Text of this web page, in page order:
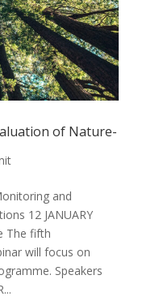
of Nature-
and
12 JANUARY
The fifth
will focus on
Speakers